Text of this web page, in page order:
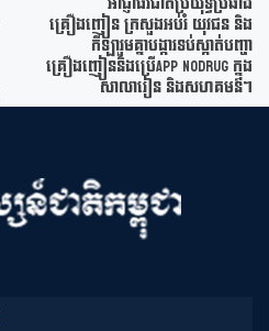
គ្រឿងញៀន ក្រសួងអប់រំ យុវជន និង
កីឡារួមគ្នាបង្ការទប់ស្កាត់បញ្ហា
គ្រឿងញៀននិងប្រើApp NoDrug ក្នុង
សាលារៀន និងសហគមន៍។